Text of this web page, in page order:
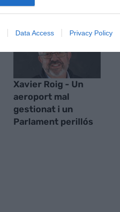
Data Access Privacy Policy
Xavier Roig - Un
aeroport mal
gestionat i un
Parlament perillós